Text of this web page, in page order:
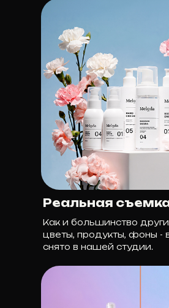
Как и большинство
цветы, продукты, фоны -
снято в нашей студии.
Реальная